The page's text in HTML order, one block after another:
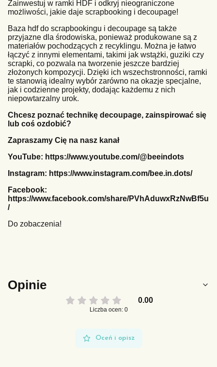
Zainwestuj w ramki HDF i odkryj nieograniczone
możliwości, jakie daje scrapbooking i decoupage!
Baza hdf do scrapbookingu i decoupage są także
przyjazne dla środowiska, ponieważ produkowane są z
materiałów pochodzących z recyklingu. Można je łatwo
łączyć z innymi elementami, takimi jak wstążki, guziki czy
scrapki, co pozwala na tworzenie jeszcze bardziej
złożonych kompozycji. Dzięki ich wszechstronności, ramki
te stanowią idealny wybór zarówno na okazje specjalne,
jak i codzienne projekty, dodając każdemu z nich
niepowtarzalny urok.
Chcesz poznać technikę decoupage, zainspirować się
lub coś ozdobić?
Zapraszamy Cię na nasz kanał
YouTube: https://www.youtube.com/@beeindots
Instagram: https://www.instagram.com/bee.in.dots/
Facebook:
https://www.facebook.com/share/PVhAduwxRzNwBf5u
/
Do zobaczenia!
Opinie
0.00
Liczba ocen: 0
Oceń i opisz